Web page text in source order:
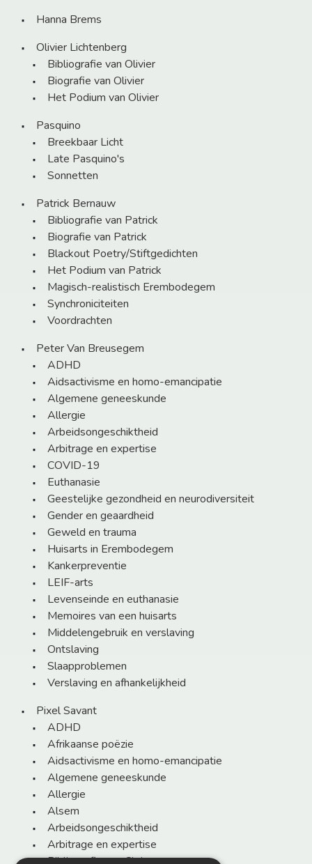
Hanna Brems
Olivier Lichtenberg
Bibliografie van Olivier
Biografie van Olivier
Het Podium van Olivier
Pasquino
Breekbaar Licht
Late Pasquino's
Sonnetten
Patrick Bernauw
Bibliografie van Patrick
Biografie van Patrick
Blackout Poetry/Stiftgedichten
Het Podium van Patrick
Magisch-realistisch Erembodegem
Synchroniciteiten
Voordrachten
Peter Van Breusegem
ADHD
Aidsactivisme en homo-emancipatie
Algemene geneeskunde
Allergie
Arbeidsongeschiktheid
Arbitrage en expertise
COVID-19
Euthanasie
Geestelijke gezondheid en neurodiversiteit
Gender en geaardheid
Geweld en trauma
Huisarts in Erembodegem
Kankerpreventie
LEIF-arts
Levenseinde en euthanasie
Memoires van een huisarts
Middelengebruik en verslaving
Ontslaving
Slaapproblemen
Verslaving en afhankelijkheid
Pixel Savant
ADHD
Afrikaanse poëzie
Aidsactivisme en homo-emancipatie
Algemene geneeskunde
Allergie
Alsem
Arbeidsongeschiktheid
Arbitrage en expertise